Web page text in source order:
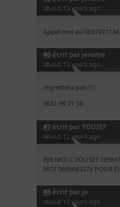
about 13 years ago
Appel moi au
#6 écrit par jerome
about 13 years ago
regrettera pas !!!!
0631 99 71 34
#7 écrit parYOUSEF
about 12 years ago
BJR MOI C YOUSEF
MOI 0605683378 POUR
#8 écrit par jo
about 12 years ago